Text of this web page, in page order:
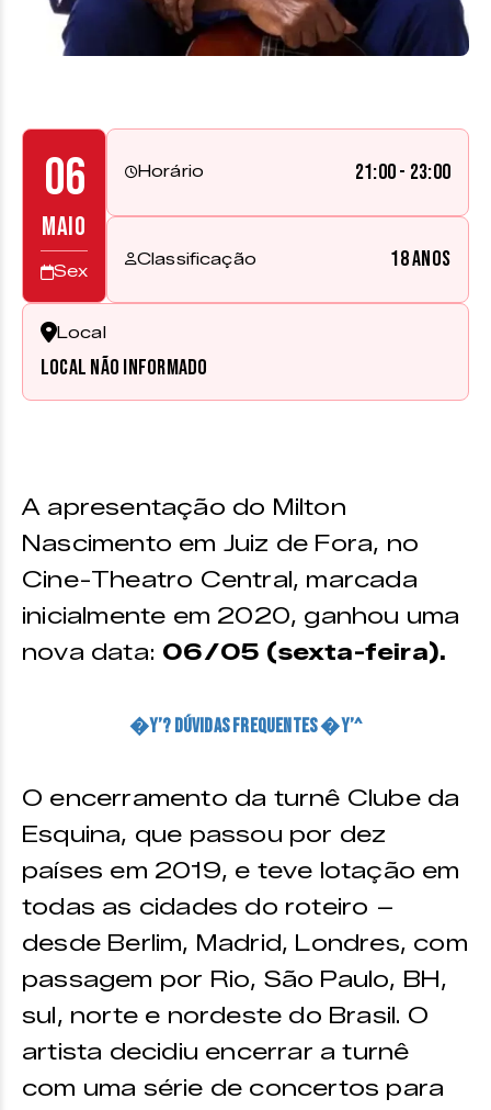
06
MAIO
Sex
Horário 21:00 - 23:00
Classificação 18 anos
Local
Local não informado
A apresentação do Milton
Nascimento em Juiz de Fora, no
Cine-Theatro Central, marcada
inicialmente em 2020, ganhou uma
nova data: 06/05 (sexta-feira).
�Y’? Dúvidas frequentes �Y’^
O encerramento da turnê Clube da
Esquina, que passou por dez
países em 2019, e teve lotação em
todas as cidades do roteiro –
desde Berlim, Madrid, Londres, com
passagem por Rio, São Paulo, BH,
sul, norte e nordeste do Brasil. O
artista decidiu encerrar a turnê
com uma série de concertos para